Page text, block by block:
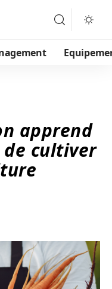
apprend
de cultiver